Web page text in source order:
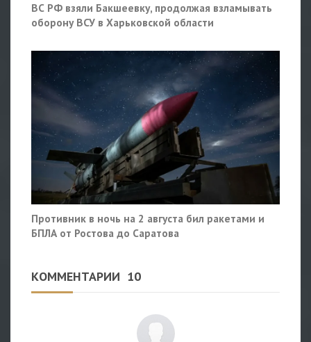
ВС РФ взяли Бакшеевку, продолжая взламывать
оборону ВСУ в Харьковской области
Противник в ночь на 2 августа бил ракетами и
БПЛА от Ростова до Саратова
КОММЕНТАРИИ 10